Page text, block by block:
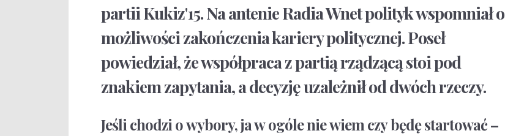
partii Kukiz'15. Na antenie Radia Wnet polityk wspomniał o
możliwości zakończenia kariery politycznej. Poseł
powiedział, że współpraca z partią rządzącą stoi pod
znakiem zapytania, a decyzję uzależnił od dwóch rzeczy.
Jeśli chodzi o wybory, ja w ogóle nie wiem czy będę startować –